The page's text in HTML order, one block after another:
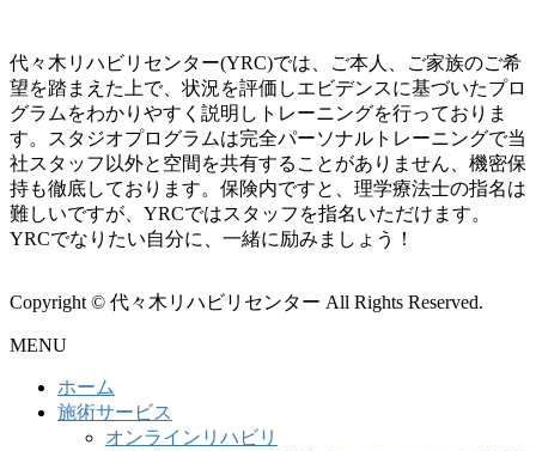
代々木リハビリセンター(YRC)では、ご本人、ご家族のご希
望を踏まえた上で、状況を評価しエビデンスに基づいたプロ
グラムをわかりやすく説明しトレーニングを行っておりま
す。スタジオプログラムは完全パーソナルトレーニングで当
社スタッフ以外と空間を共有することがありません、機密保
持も徹底しております。保険内ですと、理学療法士の指名は
難しいですが、YRCではスタッフを指名いただけます。
YRCでなりたい自分に、一緒に励みましょう！
Copyright © 代々木リハビリセンター All Rights Reserved.
MENU
ホーム
施術サービス
オンラインリハビリ